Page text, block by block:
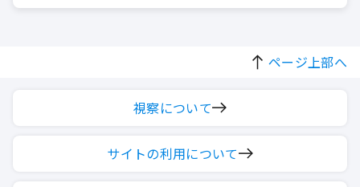
ページ上部へ
視察について
サイトの利用について